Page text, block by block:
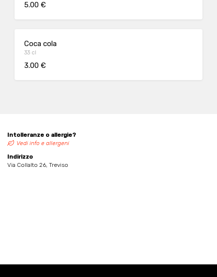
5.00 €
Coca cola
33 cl
3.00 €
Intolleranze o allergie?
Vedi info e allergeni
Indirizzo
Via Collalto 26, Treviso